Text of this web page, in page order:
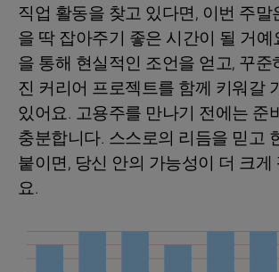
직업 활동을 찾고 있다면, 이번 주
을 딱 잡아주기 좋은 시간이 될 거
을 통해 현실적인 조언을 얻고, 꾸준
진 커리어 프로젝트를 함께 키워갈
있어요. 고용주를 만나기 전에는 준
충분합니다. 스스로의 리듬을 믿고
붙이면, 당신 안의 가능성이 더 크게
요.